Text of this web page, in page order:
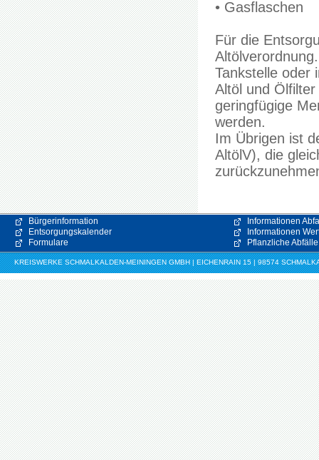
• Gasflaschen
Für die
Tankstelle oder
Altöl und
geringfügige
werden.
Im Übrigen ist
AltölV), die
Bürgerinformation
Entsorgungskalender
Formulare
Informationen
Informationen
Pflanzliche Abfälle
KREISWERKE SCHMALKALDEN-MEININGEN GMBH | EICHENRAIN 15 | 98574